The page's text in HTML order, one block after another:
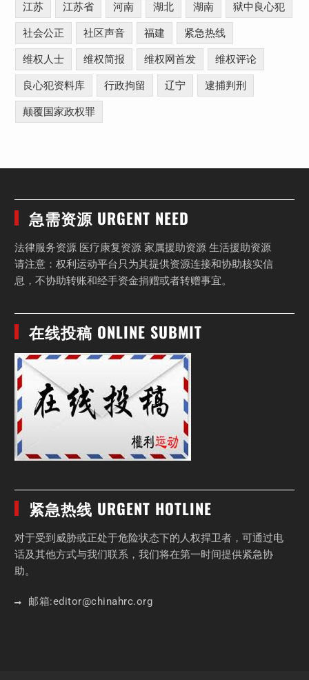
江苏 江苏省 河南 湖北 湖南 狱中良心犯
社会公正 社区声音 福建 紧急热线
维权人士 维权简报 维权网首发 维权评论
良心犯资料库 行政拘留 辽宁 逮捕判刑
颠覆国家政权罪
急需资源 URGENT NEED
法律服务资源 医疗康复资源 家属援助资源 生活援助资源
请注意：权利运动平台只为其提供资源连接和协助核实信
息，不协助转账和经手资金捐赠或者转赠事宜。
在线投稿 ONLINE SUBMIT
紧急热线 URGENT HOTLINE
对于受到威胁或正处于危险状态下的人权捍卫者，可通过电
话及其他方式与我们联系，我们将在第一时间提供紧急协
助。
邮箱:editor@chinahrc.org